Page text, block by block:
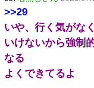
>>29
いや、行く気がな
いけないから強制
なる
よくできてるよ